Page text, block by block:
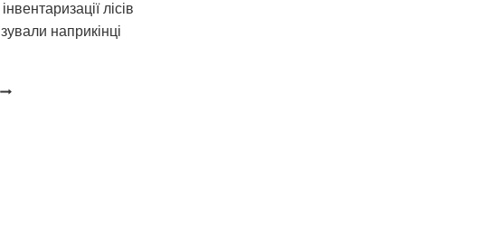
лісів
наприкінці
ПРОЄКТ